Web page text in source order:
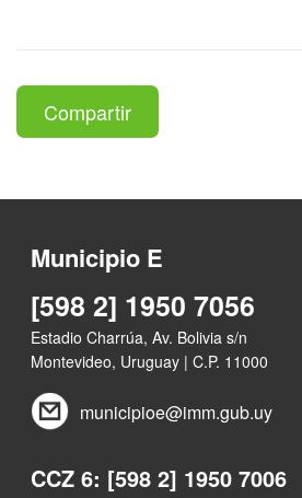
Compartir
Municipio E
[598 2] 1950 7056
Estadio Charrúa, Av. Bolivia s/n
Montevideo, Uruguay | C.P. 11000
municipioe@imm.gub.uy
CCZ 6: [598 2] 1950 7006